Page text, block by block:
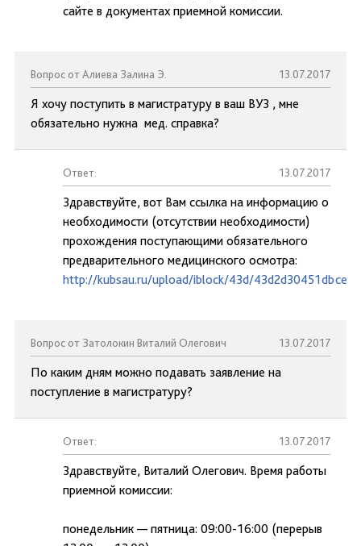
сайте в документах приемной комиссии.
Вопрос от Алиева Залина Э. 13.07.2017
Я хочу поступить в магистратуру в ваш ВУЗ , мне
обязательно нужна мед. справка?
Ответ: 13.07.2017
Здравствуйте, вот Вам ссылка на информацию о
необходимости (отсутствии необходимости)
прохождения поступающими обязательного
предварительного медицинского осмотра:
http://kubsau.ru/upload/iblock/43d/
Вопрос от Затолокин Виталий Олегович 13.07.2017
По каким дням можно подавать заявление на
поступление в магистратуру?
Ответ: 13.07.2017
Здравствуйте, Виталий Олегович. Время работы
приемной комиссии:
понедельник — пятница: 09:00-16:00 (перерыв